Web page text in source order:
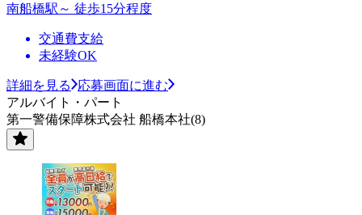
南船橋駅～ 徒歩15分程度
交通費支給
未経験OK
詳細を見る
応募画面に進む
アルバイト・パート
第一警備保障株式会社 船橋本社(8)